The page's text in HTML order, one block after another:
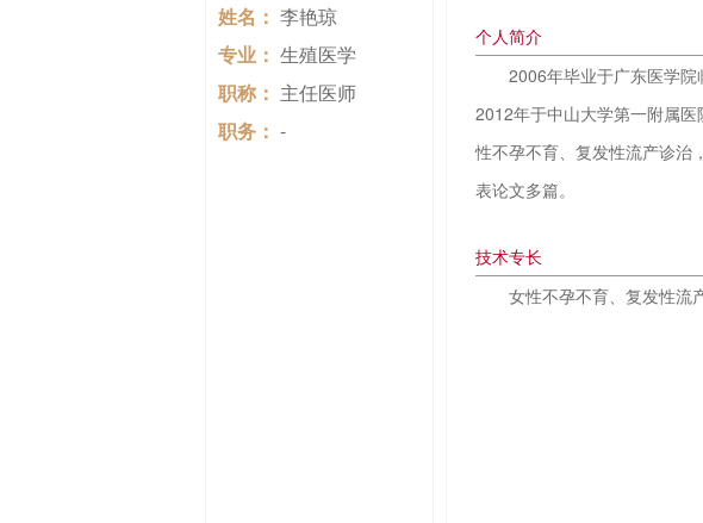
姓名： 李艳琼
专业： 生殖医学
职称： 主任医师
职务： -
个人简介
2006年毕业于广东医学
2012年于中山大学第一附属
性不孕不育、复发性流产诊治
表论文多篇。
技术专长
女性不孕不育、复发性流